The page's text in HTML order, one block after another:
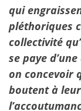
qui
pléthoriques
collectivité
se paye
on concevoir
boutent à